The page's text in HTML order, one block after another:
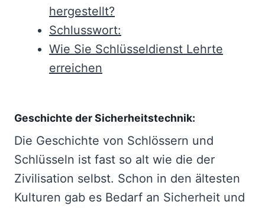
hergestellt?
Schlusswort:
Wie Sie Schlüsseldienst Lehrte
erreichen
Geschichte der Sicherheitstechnik:
Die Geschichte von Schlössern und
Schlüsseln ist fast so alt wie die der
Zivilisation selbst. Schon in den ältesten
Kulturen gab es Bedarf an Sicherheit und